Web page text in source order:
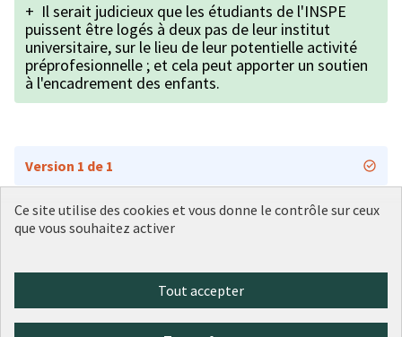
+ Il serait judicieux que les étudiants de l'INSPE
puissent être logés à deux pas de leur institut
universitaire, sur le lieu de leur potentielle activité
préprofesionnelle ; et cela peut apporter un soutien
à l'encadrement des enfants.
Version 1 de 1
(Lien externe)
(Lien externe)
(Lien externe)
(Lien externe)
(Lien externe)
Ce site utilise des cookies et vous donne le contrôle sur ceux
que vous souhaitez activer
Tout accepter